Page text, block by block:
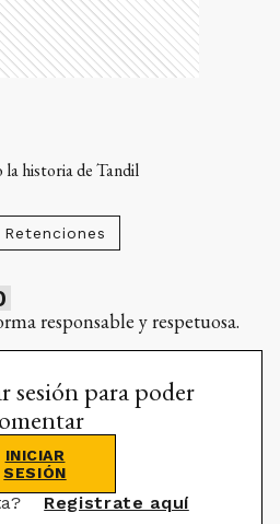
la historia de Tandil
Retenciones
responsable y respetuosa.
sesión para poder
INICIAR
SESIÓN
Registrate aquí